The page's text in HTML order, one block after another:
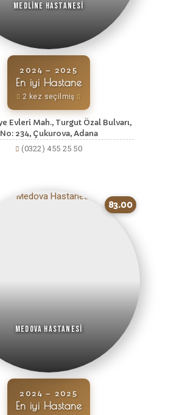
Medline Hastanesi
2024 – 2025
En iyi Hastane
2 kez seçilmiş
Evleri Mah., Turgut Özal Bulvarı,
No: 234, Çukurova, Adana
(0322) 455 25 50
83.00
Medova Hastanesi
2024 – 2025
En iyi Hastane